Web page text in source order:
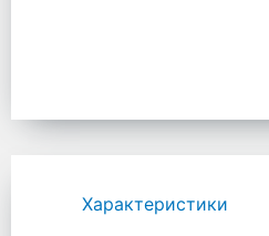
Характеристики